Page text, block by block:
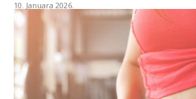
10. Januara 2026.